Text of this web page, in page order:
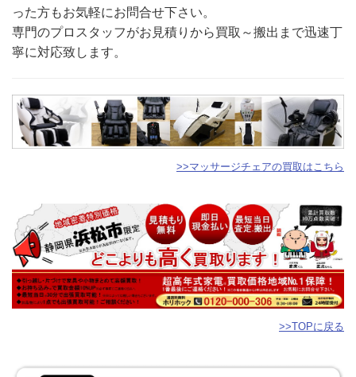
った方もお気軽にお問合せ下さい。
専門のプロスタッフがお見積りから買取～搬出まで迅速丁
寧に対応致します。
>>マッサージチェアの買取はこちら
>>TOPに戻る